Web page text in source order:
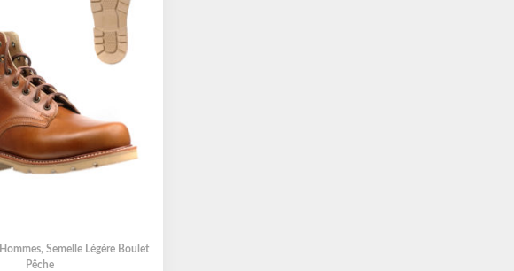
Hommes, Semelle Légère Boulet
Pêche